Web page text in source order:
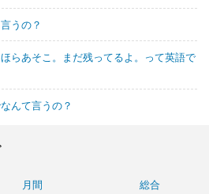
うの？
らあそこ。まだ残ってるよ。って英語で
んて言うの？
月間
総合